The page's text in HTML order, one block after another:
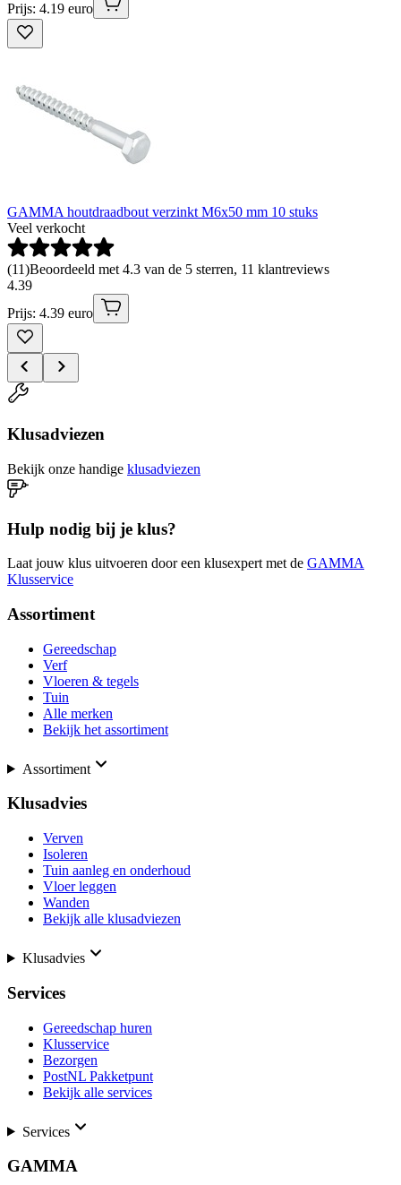
Prijs: 4.19 euro
GAMMA houtdraadbout verzinkt M6x50 mm 10 stuks
Veel verkocht
(11)Beoordeeld met 4.3 van de 5 sterren, 11 klantreviews
4.39
Prijs: 4.39 euro
Klusadviezen
Bekijk onze handige klusadviezen
Hulp nodig bij je klus?
Laat jouw klus uitvoeren door een klusexpert met de GAMMA
Klusservice
Assortiment
Gereedschap
Verf
Vloeren & tegels
Tuin
Alle merken
Bekijk het assortiment
Assortiment
Klusadvies
Verven
Isoleren
Tuin aanleg en onderhoud
Vloer leggen
Wanden
Bekijk alle klusadviezen
Klusadvies
Services
Gereedschap huren
Klusservice
Bezorgen
PostNL Pakketpunt
Bekijk alle services
Services
GAMMA